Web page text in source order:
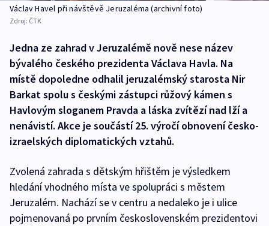
Václav Havel při návštěvě Jeruzaléma (archivní foto)
Zdroj: ČTK
Jedna ze zahrad v Jeruzalémě nově nese název
bývalého českého prezidenta Václava Havla. Na
místě dopoledne odhalil jeruzalémský starosta Nir
Barkat spolu s českými zástupci růžový kámen s
Havlovým sloganem Pravda a láska zvítězí nad lží a
nenávistí. Akce je součástí 25. výročí obnovení česko-
izraelských diplomatických vztahů.
Zvolená zahrada s dětským hřištěm je výsledkem
hledání vhodného místa ve spolupráci s městem
Jeruzalém. Nachází se v centru a nedaleko je i ulice
pojmenovaná po prvním československém prezidentovi